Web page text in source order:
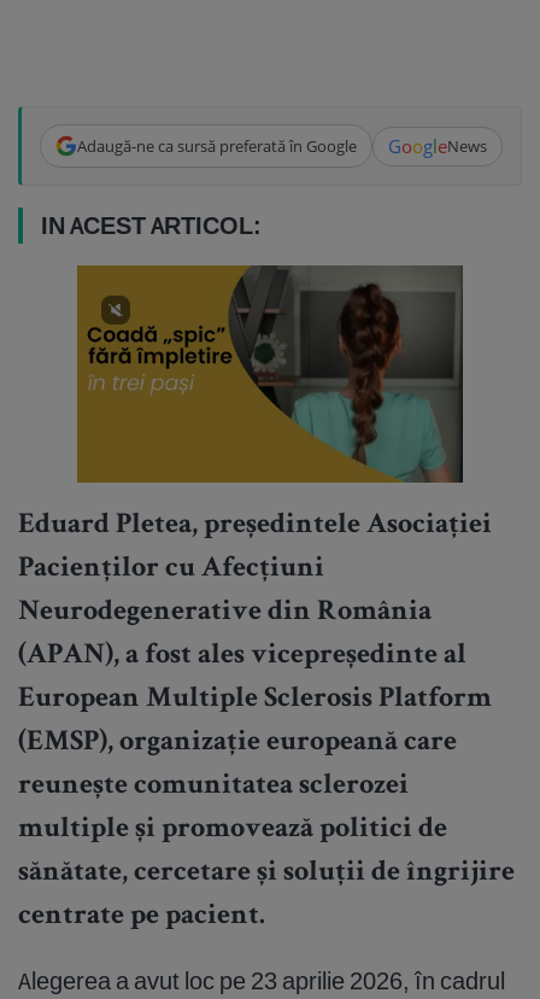
Adaugă-ne ca sursă preferată în Google GoogleNews
IN ACEST ARTICOL:
Eduard Pletea, președintele Asociației
Pacienților cu Afecțiuni
Neurodegenerative din România
(APAN), a fost ales vicepreședinte al
European Multiple Sclerosis Platform
(EMSP), organizație europeană care
reunește comunitatea sclerozei
multiple și promovează politici de
sănătate, cercetare și soluții de îngrijire
centrate pe pacient.
Alegerea a avut loc pe 23 aprilie 2026, în cadrul